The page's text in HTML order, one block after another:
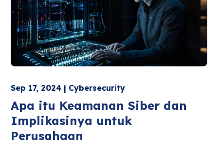
Sep 17, 2024 | Cybersecurity
Apa itu Keamanan Siber dan
Implikasinya untuk
Perusahaan